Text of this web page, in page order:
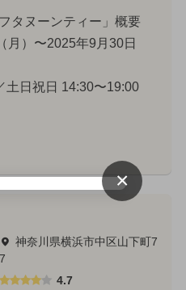
タヌーンティー」概要
月）〜2025年9月30日
土日祝日 14:30〜19:00
神奈川県横浜市中区山下町7
7
4.7
×